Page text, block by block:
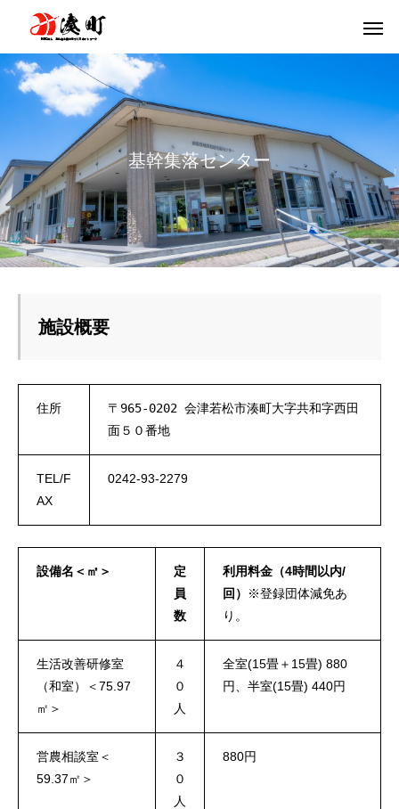
基幹集落センタ ー
施設概要
住所
〒965-0202 会津若松市湊町大字共和字西田
面５０番地
TEL/F
AX
0242-93-2279
設備名＜㎡＞
定
員
数
利用料金（4時間以内/
回）
※登録団体減免あ
り。
生活改善研修室
（和室）＜75.97
㎡＞
４
０
人
全室(15畳＋15畳) 880
円、半室(15畳) 440円
営農相談室＜
59.37㎡＞
３
０
人
880円